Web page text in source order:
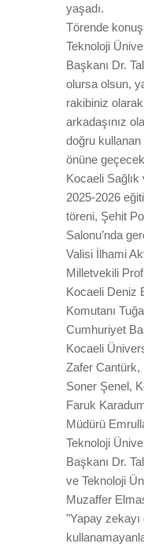
yaşadı.
Törende
Teknoloji
Başkanı Dr.
olursa olsun,
rakibiniz
arkadaşınız
doğru kullanan
önüne
Kocaeli Sağlık
2025-2026
töreni, Şehit
Salonu’nda
Valisi İlhami
Milletvekili
Kocaeli Deniz
Komutanı
Cumhuriyet
Kocaeli
Zafer Cantürk,
Soner Şenel,
Faruk
Müdürü
Teknoloji
Başkanı Dr.
ve Teknoloji
Muzaffer
"Yapay